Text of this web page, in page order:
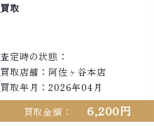
買取
査定時の状態：
買取店舗：阿佐ヶ谷本店
買取年月：2026年04月
買取金額：
6,200円